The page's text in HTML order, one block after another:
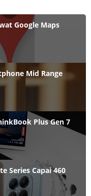
Google Maps
Mid Range
Plus Gen 7
Series Capai 460